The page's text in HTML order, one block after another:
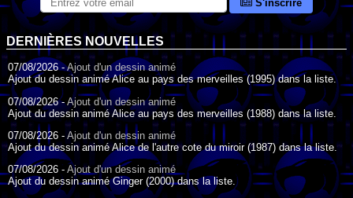
S'inscrire
DERNIÈRES NOUVELLES
07/08/2026 -Ajout d'un dessin animé
Ajout du dessin animé Alice au pays des merveilles (1995) dans la liste.
07/08/2026 -Ajout d'un dessin animé
Ajout du dessin animé Alice au pays des merveilles (1988) dans la liste.
07/08/2026 - Ajout d'un dessin animé
Ajout du dessin animé Alice de l'autre cote du miroir (1987) dans la liste.
07/08/2026 - Ajout d'un dessin animé
Ajout du dessin animé Ginger (2000) dans la liste.